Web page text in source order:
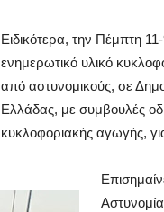
Ειδικότερα, την Πέμπτη
ενημερωτικό υλικό
από αστυνομικούς, σε
Ελλάδας, με συμβουλές
κυκλοφοριακής αγωγής,
Αστυνομία